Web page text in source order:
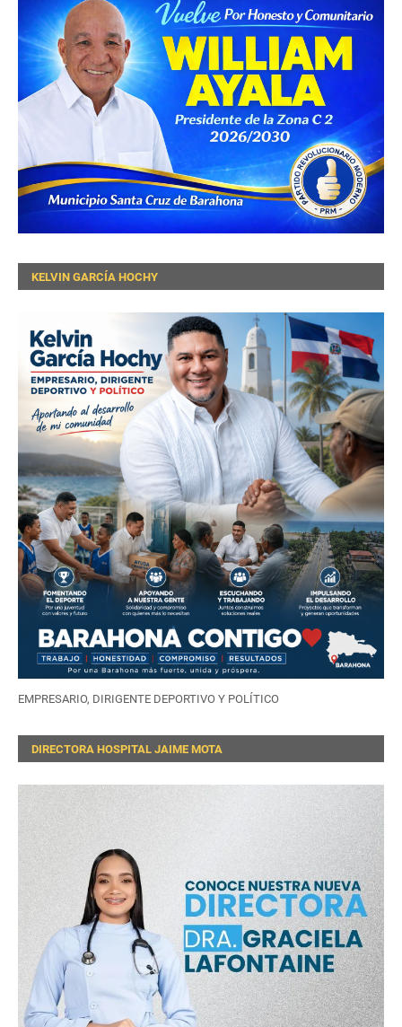
KELVIN GARCÍA HOCHY
EMPRESARIO, DIRIGENTE DEPORTIVO Y POLÍTICO
DIRECTORA HOSPITAL JAIME MOTA